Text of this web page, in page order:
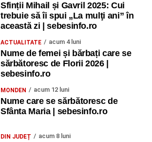
Sfinții Mihail și Gavril 2025: Cui
trebuie să îi spui „La mulţi ani” în
această zi | sebesinfo.ro
ACTUALITATE acum 4 luni
Nume de femei și bărbați care se
sărbătoresc de Florii 2026 |
sebesinfo.ro
MONDEN acum 12 luni
Nume care se sărbătoresc de
Sfânta Maria | sebesinfo.ro
DIN JUDEȚ acum 8 luni